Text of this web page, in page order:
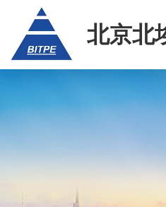
北京北
任公司